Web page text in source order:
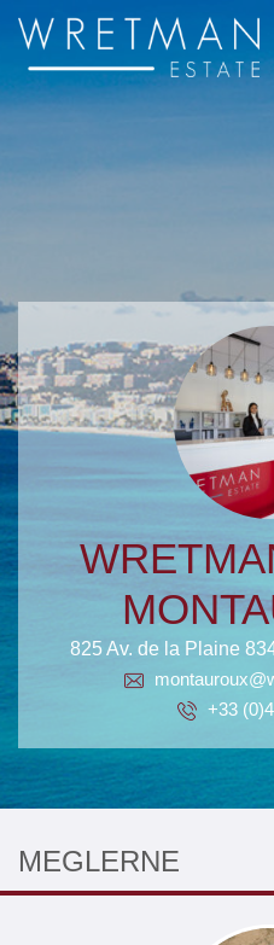
WRETMAN ESTATE
825 Av. de la Plaine
+33
MEGLERNE
Cookies management panel